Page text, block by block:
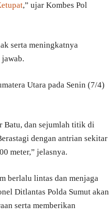
,” ujar Kombes Pol
serta meningkatnya
Utara pada Senin (7/4)
Batu, dan sejumlah titik di
dengan antrian sekitar
meter,” jelasnya.
berlalu lintas dan menjaga
Ditlantas Polda Sumut akan
serta memberikan